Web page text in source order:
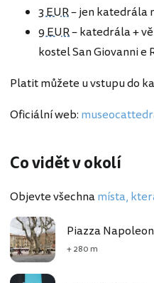
3 EUR– jen katedrála
9 EUR– katedrála +
kostel San Giovanni e
Platit můžete u vstupu do
Oficiální web:
Co vidět v okolí
Objevte všechnamísta,
Piazza
+ 280 m